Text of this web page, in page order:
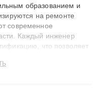
образованием и
на ремонте
современное
Каждый инженер
что позволяет
лет. Наши мастера